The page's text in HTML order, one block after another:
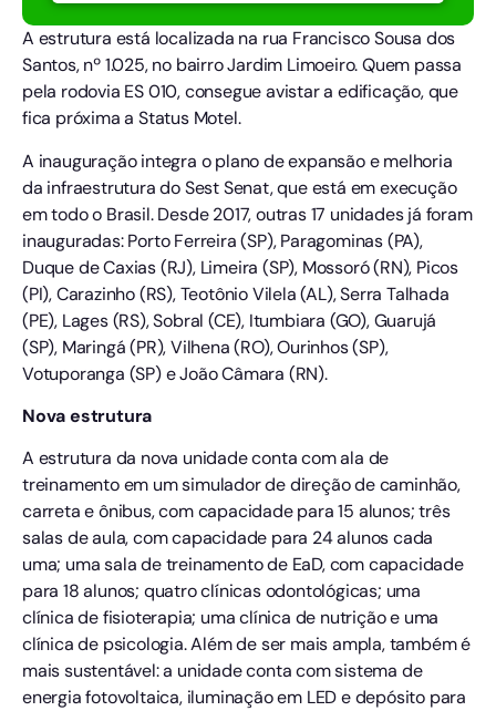
A estrutura está localizada na rua Francisco Sousa dos
Santos, nº 1.025, no bairro Jardim Limoeiro. Quem passa
pela rodovia ES 010, consegue avistar a edificação, que
fica próxima a Status Motel.
A inauguração integra o plano de expansão e melhoria
da infraestrutura do Sest Senat, que está em execução
em todo o Brasil. Desde 2017, outras 17 unidades já foram
inauguradas: Porto Ferreira (SP), Paragominas (PA),
Duque de Caxias (RJ), Limeira (SP), Mossoró (RN), Picos
(PI), Carazinho (RS), Teotônio Vilela (AL), Serra Talhada
(PE), Lages (RS), Sobral (CE), Itumbiara (GO), Guarujá
(SP), Maringá (PR), Vilhena (RO), Ourinhos (SP),
Votuporanga (SP) e João Câmara (RN).
Nova estrutura
A estrutura da nova unidade conta com ala de
treinamento em um simulador de direção de caminhão,
carreta e ônibus, com capacidade para 15 alunos; três
salas de aula, com capacidade para 24 alunos cada
uma; uma sala de treinamento de EaD, com capacidade
para 18 alunos; quatro clínicas odontológicas; uma
clínica de fisioterapia; uma clínica de nutrição e uma
clínica de psicologia. Além de ser mais ampla, também é
mais sustentável: a unidade conta com sistema de
energia fotovoltaica, iluminação em LED e depósito para